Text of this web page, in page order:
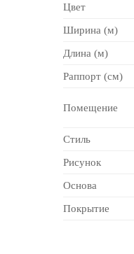
Цвет
Ширина (м)
Длина (м)
Раппорт (см)
Помещение
Стиль
Рисунок
Основа
Покрытие